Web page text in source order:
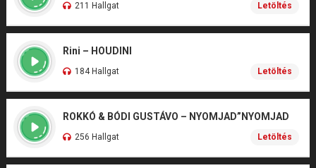
211 Hallgat Letöltés
Rini – HOUDINI
184 Hallgat Letöltés
ROKKÓ & BÓDI GUSTÁVO – NYOMJAD”NYOMJAD
256 Hallgat Letöltés